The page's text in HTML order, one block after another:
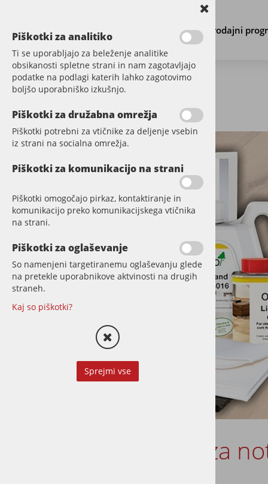
Prodajni
← Nazaj na center informacij
Vodič - OSMO olja za
Piškotki za analitiko
Ti se uporabljajo za beleženje analitike
obsikanosti spletne strani in nam zagotavljajo
podatke na podlagi katerih lahko zagotovimo
boljšo uporabniško izkušnjo.
Piškotki za družabna omrežja
Piškotki potrebni za vtičnike za deljenje vsebin
iz strani na socialna omrežja.
Piškotki za komunikacijo na strani
Piškotki omogočajo pirkaz, kontaktiranje in
komunikacijo preko komunikacijskega vtičnika
na strani.
Piškotki za oglaševanje
So namenjeni targetiranemu oglaševanju glede
na pretekle uporabnikove aktvinosti na drugih
straneh.
Kaj so piškotki?
Sprejmi vse